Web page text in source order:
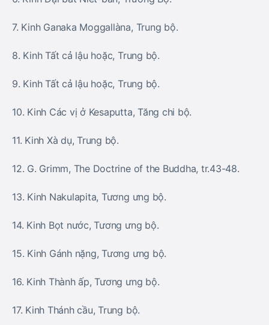
7. Kinh Ganaka Moggallàna, Trung bộ.
8. Kinh Tất cả lậu hoặc, Trung bộ.
9. Kinh Tất cả lậu hoặc, Trung bộ.
10. Kinh Các vị ở Kesaputta, Tăng chi bộ.
11. Kinh Xà dụ, Trung bộ.
12. G. Grimm, The Doctrine of the Buddha, tr.43-48.
13. Kinh Nakulapita, Tương ưng bộ.
14. Kinh Bọt nước, Tương ưng bộ.
15. Kinh Gánh nặng, Tương ưng bộ.
16. Kinh Thành ấp, Tương ưng bộ.
17. Kinh Thánh cầu, Trung bộ.